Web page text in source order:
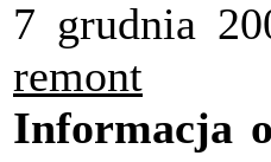
7 grudnia
remont
Informacja